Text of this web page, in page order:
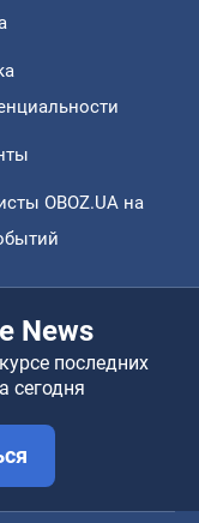
OBOZ.UA на
News
последних
сегодня